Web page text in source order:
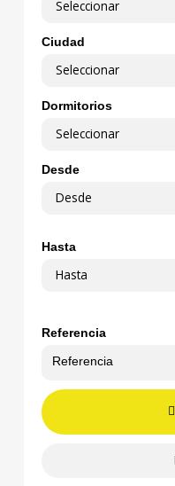
Ciudad
Dormitorios
Desde
Hasta
Referencia